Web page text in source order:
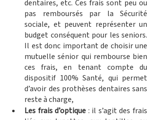
dentaires, etc. Ces frais sont peu ou
pas remboursés par la Sécurité
sociale, et peuvent représenter un
budget conséquent pour les seniors.
Il est donc important de choisir une
mutuelle sénior qui rembourse bien
ces frais, en tenant compte du
dispositif 100% Santé, qui permet
d’avoir des prothèses dentaires sans
reste à charge,
Les frais d’optique : il s’agit des frais